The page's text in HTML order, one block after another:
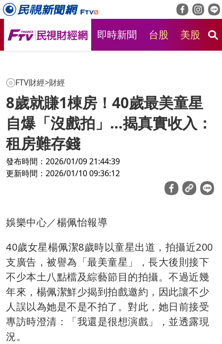
即時新聞 台股 美股
FTV財經>財經
8歲就賺1棟房！40歲最美童星
自爆「沒戲拍」…揭真實收入：
租房難存錢
發布時間：2026/01/09 21:44:39
更新時間：2026/01/10 09:36:12
娛樂中心／楊佩怡報導
40歲女星楊佩潔8歲時以童星出道，拍攝近200
支廣告，被譽為「最美童星」，長大後則接下
不少本土八點檔及綜藝節目的拍攝。不過近幾
年來，楊佩潔鮮少揭到拍戲邀約，因此讓不少
人誤以為她是不是不拍了。對此，她日前接受
專訪時澄清：「我還是很想演戲」，並透露現
況。